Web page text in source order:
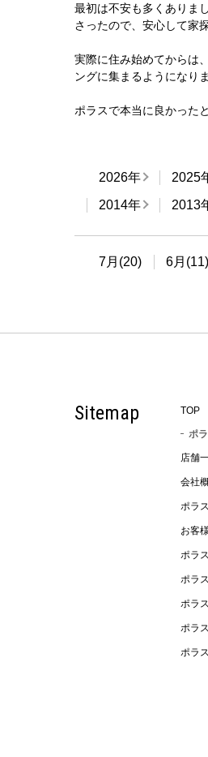
最初は不安も多くありま
さったので、安心して家
実際に住み始めてからは
ングに集まるようになり
ポラスで本当に良かった
2026年 2025
2014年
2013
7月(20) 6月(11)
Sitemap TOP
ポ
店舗
会社
ポラ
お客
ポラ
ポラ
ポラ
ポラ
ポラ